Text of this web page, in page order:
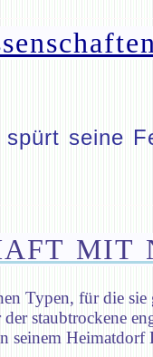
seine
MIT
Typen, für die
staubtrockene
seinem